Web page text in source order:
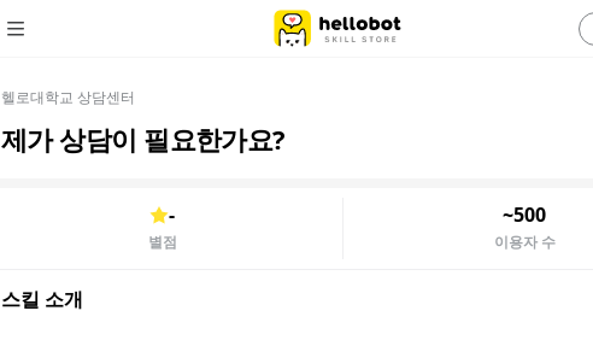
헬로대학교 상담센터
제가 상담이 필요한가요?
-
별점
~500
이용자 수
스킬 소개